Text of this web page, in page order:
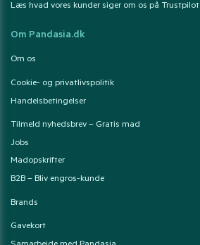
Læs hvad vores kunder siger om os på Trustpilot
Om Pandasia.dk
Om os
Cookie- og privatlivspolitik
Handelsbetingelser
Tilmeld nyhedsbrev – Gratis mad
Jobs
Madopskrifter
B2B – Bliv engros-kunde
Brands
Gavekort